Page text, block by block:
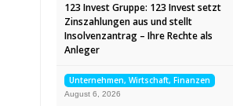
123 Invest Gruppe: 123 Invest setzt
Zinszahlungen aus und stellt
Insolvenzantrag – Ihre Rechte als
Anleger
Unternehmen, Wirtschaft, Finanzen
August 6, 2026